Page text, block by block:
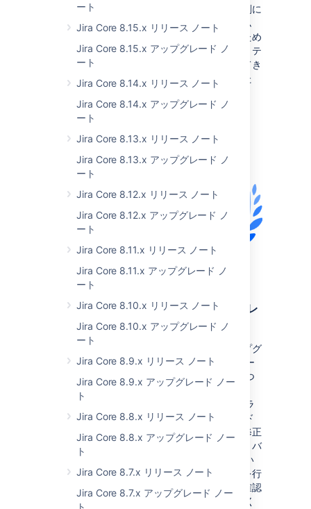
ート
Jira Core 8.15.x リリース ノート
Jira Core 8.15.x アップグレード ノ
ート
Jira Core 8.14.x リリース ノート
Jira Core 8.14.x アップグレード ノ
ート
Jira Core 8.13.x リリース ノート
Jira Core 8.13.x アップグレード ノ
ート
Jira Core 8.12.x リリース ノート
Jira Core 8.12.x アップグレード ノ
ート
Jira Core 8.11.x リリース ノート
Jira Core 8.11.x アップグレード ノ
ート
Jira Core 8.10.x リリース ノート
Jira Core 8.10.x アップグレード ノ
ート
Jira Core 8.9.x リリース ノート
Jira Core 8.9.x アップグレード ノー
ト
Jira Core 8.8.x リリース ノート
Jira Core 8.8.x アップグレード ノー
ト
Jira Core 8.7.x リリース ノート
Jira Core 8.7.x アップグレード ノー
ト
アトラシアンでは、製品のセキュリティを真剣に
考慮しています。弊社の脆弱性管理プログラム
は、セキュリティの問題を発見して修正するため
の幅広いアプローチを使っています。セキュリテ
ィ攻撃がより一般的なものになり、洗練されてき
ているのを受けて、さらに迅速な改善を行うた
め、この領域への取り組みを強化しています。
コンポーネントとライブラリのアップグレ
最新のもっともセキュアなバージョンにアップグ
レードしたいコア コンポーネントやサードパー
ティ ライブラリを特定しました。今後のいくつ
かのリリースではこの取り組みに注力します。
Jira 8.22 では、さまざまなコンポーネントやラ
イブラリのアップグレードまたは Jira のコード
ベースの改善により、さらに多くの脆弱性を修正
しました。また、これで完了ではありません。バ
グ修正リリースや次の Jira リリースを待ってい
る修正がほかにもあります。アップグレードを行
ったもっとも重要なライブラリのいくつかを確認
したい場合、「
Jira 8.22 への準備
」をご確認く